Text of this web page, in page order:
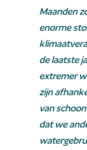
Maanden
enorme
de laatste
extremer
zijn
van
dat we